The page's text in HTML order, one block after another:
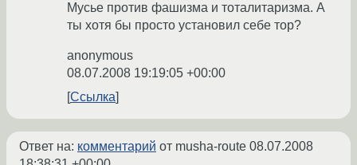
Мусье против фашизма и тоталитаризма. А
ты хотя бы просто установил себе тор?
anonymous
08.07.2008 19:19:05 +00:00
Ссылка
Ответ на: комментарий от musha-route 08.07.2008